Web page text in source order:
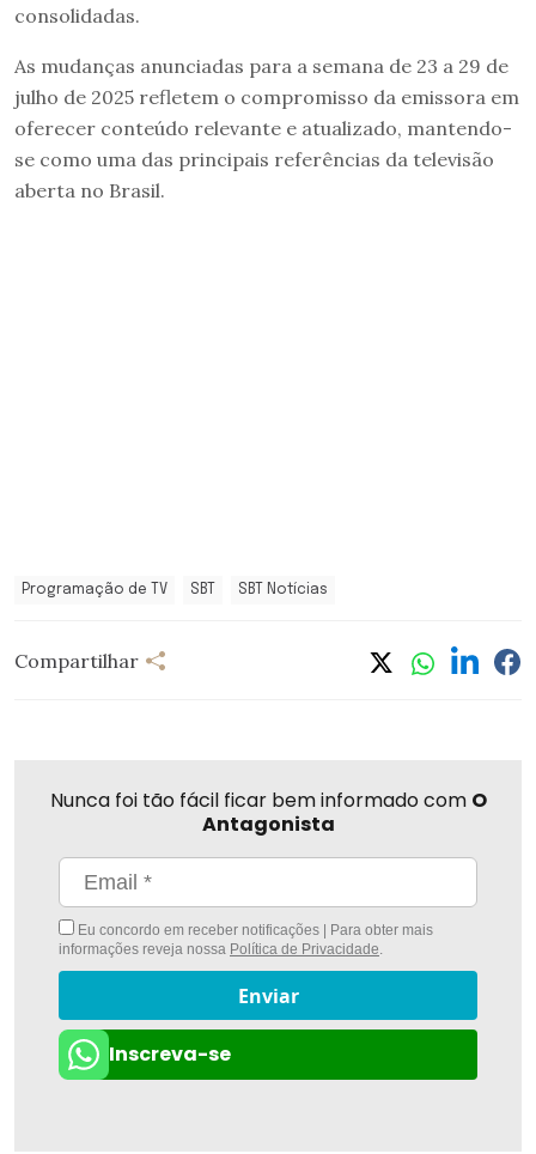
consolidadas.
As mudanças anunciadas para a semana de 23 a 29 de
julho de 2025 refletem o compromisso da emissora em
oferecer conteúdo relevante e atualizado, mantendo-
se como uma das principais referências da televisão
aberta no Brasil.
Programação de TV SBT SBT Notícias
Compartilhar
Nunca foi tão fácil ficar bem informado com O
Antagonista
Eu concordo em receber notificações | Para obter mais
informações reveja nossa Política de Privacidade.
Enviar
Inscreva-se